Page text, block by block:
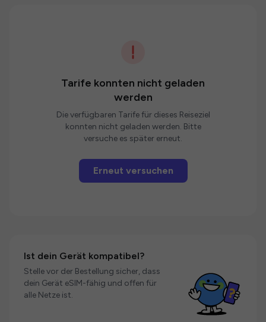
Tarife konnten nicht geladen
werden
Die verfügbaren Tarife für dieses Reiseziel
konnten nicht geladen werden. Bitte
versuche es später erneut.
Erneut versuchen
Ist dein Gerät kompatibel?
Stelle vor der Bestellung sicher, dass
dein Gerät eSIM-fähig und offen für
alle Netze ist.